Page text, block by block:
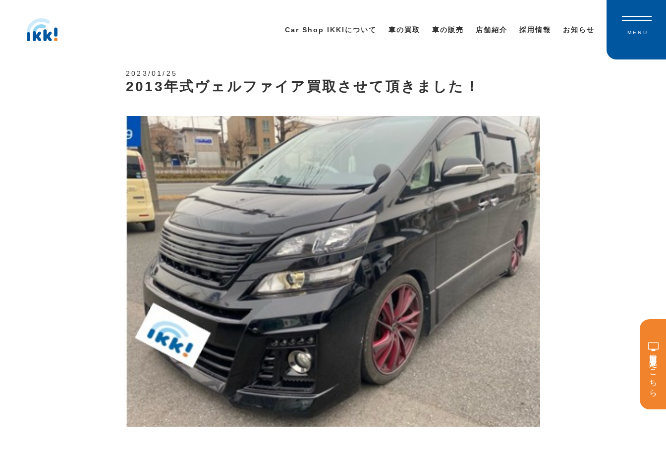
Car Shop IKKIについて 車の買取 車の販売 店舗紹介 採用情報 お知らせ MENU
簡単買取査定はこちら
2023/01/25
2013年式ヴェルファイア買取させて頂きました！